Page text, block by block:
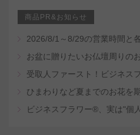
商品PR&お知らせ
お盆に贈りたいお仏壇周りの
ひまわりなど夏までのお花を
ビジネスフラワー®、実は"個